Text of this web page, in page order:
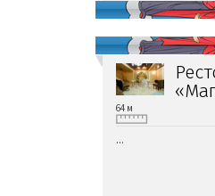
64 м
...